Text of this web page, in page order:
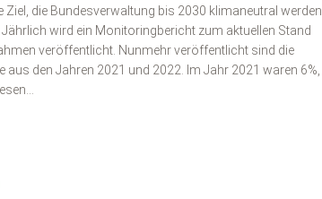
Ziel, die Bundesverwaltung bis 2030 klimaneutral werden
wird ein Monitoringbericht zum aktuellen Stand
veröffentlicht. Nunmehr veröffentlicht sind die
aus den Jahren 2021 und 2022. Im Jahr 2021 waren 6%,